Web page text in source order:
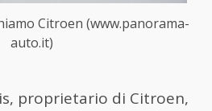
Citroen (www.panorama-
auto.it)
proprietario di Citroen,